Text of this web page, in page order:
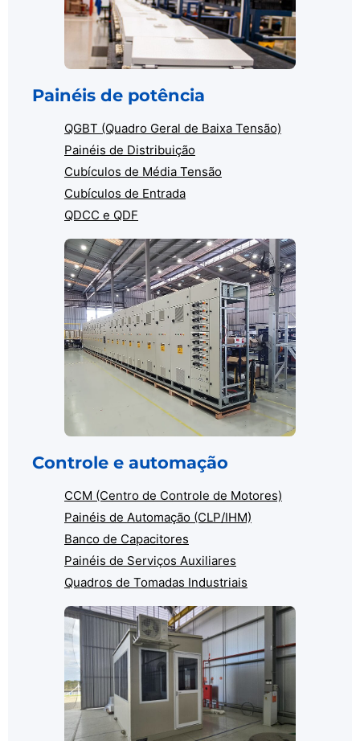
Painéis de potência
QGBT (Quadro Geral de Baixa Tensão)
Painéis de Distribuição
Cubículos de Média Tensão
Cubículos de Entrada
QDCC e QDF
Controle e automação
CCM (Centro de Controle de Motores)
Painéis de Automação (CLP/IHM)
Banco de Capacitores
Painéis de Serviços Auxiliares
Quadros de Tomadas Industriais